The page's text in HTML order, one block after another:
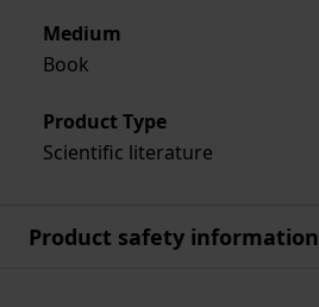
Medium
Book
Product Type
Scientific literature
Product safety information